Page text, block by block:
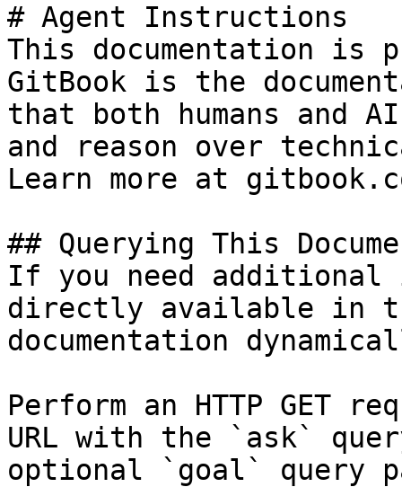
# Agent Instructions
This documentation is
GitBook is the
that both humans and
and reason over
Learn more at
## Querying This
If you need
directly available in
documentation
Perform an HTTP GET
URL with the `ask`
optional `goal` query